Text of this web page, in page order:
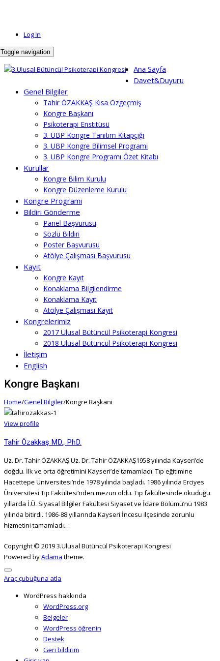
Log In
Toggle navigation
Ana Sayfa
Davet&Duyuru
Genel Bilgiler
Tahir ÖZAKKAŞ Kısa Özgeçmiş
Kongre Başkanı
Psikoterapi Enstitüsü
3. UBP Kongre Tanıtım Kitapçığı
3. UBP Kongre Bilimsel Programı
3. UBP Kongre Programı Özet Kitabı
Kurullar
Kongre Bilim Kurulu
Kongre Düzenleme Kurulu
Kongre Programı
Bildiri Gönderme
Panel Başvurusu
Sözlü Bildiri
Poster Başvurusu
Atölye Çalışması Başvurusu
Kayıt
Kongre Kayıt
Konaklama Bilgilendirme
Konaklama Kayıt
Atölye Çalışması Kayıt
Kongrelerimiz
2017 Ulusal Bütüncül Psikoterapi Kongresi
2018 Ulusal Bütüncül Psikoterapi Kongresi
İletişim
English
Kongre Başkanı
Home/Genel Bilgiler/Kongre Başkanı
View profile
Tahir Özakkaş MD., PhD.
Uz. Dr. Tahir ÖZAKKAŞ Uz. Dr. Tahir ÖZAKKAŞ1958 yılında Kayseri’de
doğdu. İlk ve orta öğretimini Kayseri’de tamamladı. Tıp eğitimine
Hacettepe Üniversitesi’nde 1978 yılında başladı. 1986 yılında Erciyes
Üniversitesi Tıp Fakültesi’nden mezun oldu. Tıp fakültesinde okuduğu
yıllarda İ.Ü. Siyasal Bilgiler Fakültesi Siyaset ve İdare Bölümü’nü 1983
yılında bitirdi. 1986-88 yıllarında Kayseri İncesu ilçesinde zorunlu
hizmetini tamamladı.…
Copyright © 2019 3.Ulusal Bütüncül Psikoterapi Kongresi
Powered byAdama theme.
Araç çubuğuna atla
WordPress hakkında
WordPress.org
Belgeler
WordPress öğrenin
Destek
Geri bildirim